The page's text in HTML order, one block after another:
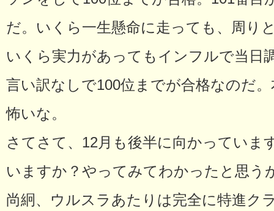
だ。いくら一生懸命に走っても、周り
いくら実力があってもインフルで当日
言い訳なしで100位までが合格なのだ
怖いな。
さてさて、12月も後半に向かっていま
いますか？やってみてわかったと思う
尚絅、ウルスラあたりは完全に特進ク